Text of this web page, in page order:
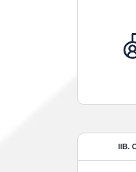
IIB.